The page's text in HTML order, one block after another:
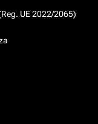
UE 2022/2065)